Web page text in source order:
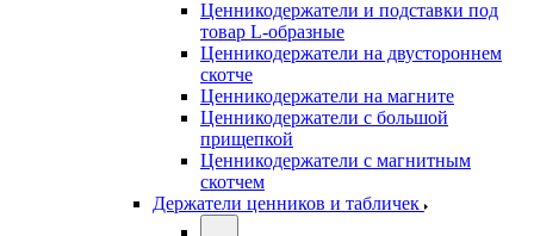
Ценникодержатели и подставки под
товар L-образные
Ценникодержатели на двустороннем
скотче
Ценникодержатели на магните
Ценникодержатели с большой
прищепкой
Ценникодержатели с магнитным
скотчем
Держатели ценников и табличек